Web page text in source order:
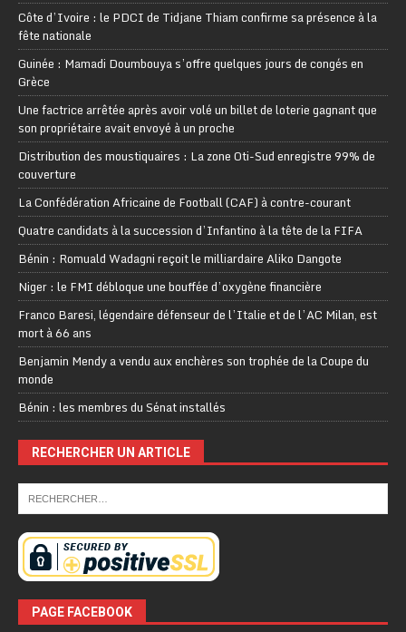
Côte d’Ivoire : le PDCI de Tidjane Thiam confirme sa présence à la
fête nationale
Guinée : Mamadi Doumbouya s’offre quelques jours de congés en
Grèce
Une factrice arrêtée après avoir volé un billet de loterie gagnant que
son propriétaire avait envoyé à un proche
Distribution des moustiquaires : La zone Oti-Sud enregistre 99% de
couverture
La Confédération Africaine de Football (CAF) à contre-courant
Quatre candidats à la succession d’Infantino à la tête de la FIFA
Bénin : Romuald Wadagni reçoit le milliardaire Aliko Dangote
Niger : le FMI débloque une bouffée d’oxygène financière
Franco Baresi, légendaire défenseur de l’Italie et de l’AC Milan, est
mort à 66 ans
Benjamin Mendy a vendu aux enchères son trophée de la Coupe du
monde
Bénin : les membres du Sénat installés
RECHERCHER UN ARTICLE
PAGE FACEBOOK